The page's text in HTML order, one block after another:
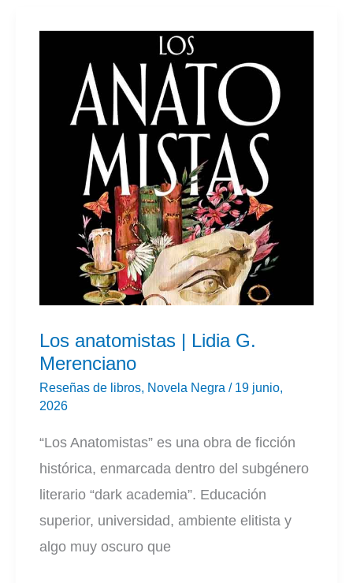
Los anatomistas | Lidia G.
Merenciano
Reseñas de libros, Novela Negra / 19 junio,
2026
“Los Anatomistas” es una obra de ficción
histórica, enmarcada dentro del subgénero
literario “dark academia”. Educación
superior, universidad, ambiente elitista y
algo muy oscuro que